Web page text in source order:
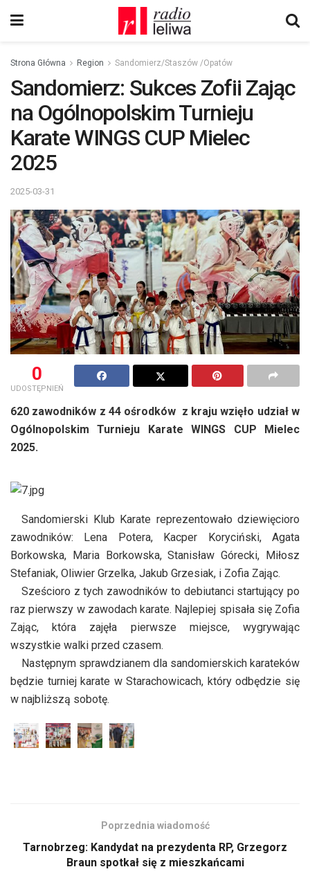
Strona Główna Region Sandomierz/Staszów /Opatów
Sandomierz: Sukces Zofii Zając
na Ogólnopolskim Turnieju
Karate WINGS CUP Mielec
2025
2025-03-31
0
UDOSTĘPNIEŃ
620 zawodników z 44 ośrodków z kraju wzięło udział w
Ogólnopolskim Turnieju Karate WINGS CUP Mielec
2025.
Sandomierski Klub Karate reprezentowało dziewięcioro
zawodników: Lena Potera, Kacper Koryciński, Agata
Borkowska, Maria Borkowska, Stanisław Górecki, Miłosz
Stefaniak, Oliwier Grzelka, Jakub Grzesiak, i Zofia Zając.
Sześcioro z tych zawodników to debiutanci startujący po
raz pierwszy w zawodach karate. Najlepiej spisała się Zofia
Zając, która zajęła pierwsze miejsce, wygrywając
wszystkie walki przed czasem.
Następnym sprawdzianem dla sandomierskich karateków
będzie turniej karate w Starachowicach, który odbędzie się
w najbliższą sobotę.
Poprzednia wiadomość
Tarnobrzeg: Kandydat na prezydenta RP, Grzegorz
Braun spotkał się z mieszkańcami